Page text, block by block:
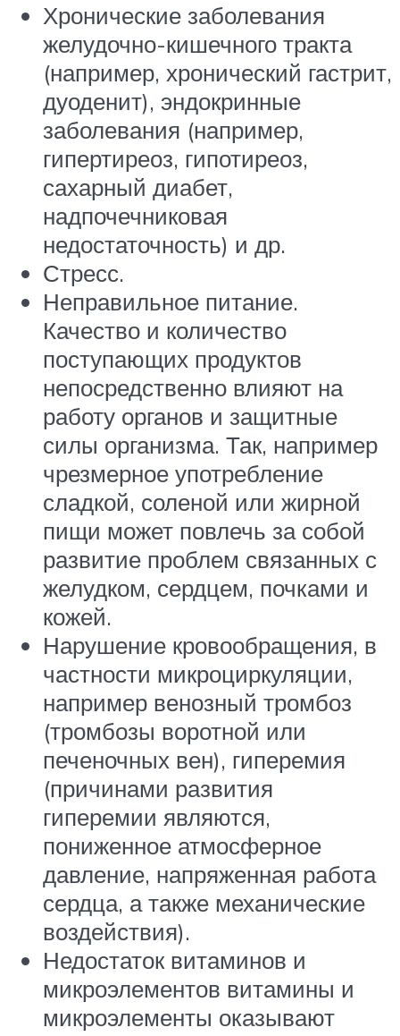
Хронические заболевания
желудочно-кишечного тракта
(например, хронический гастрит,
дуоденит), эндокринные
заболевания (например,
гипертиреоз, гипотиреоз,
сахарный диабет,
надпочечниковая
недостаточность) и др.
Стресс.
Неправильное питание.
Качество и количество
поступающих продуктов
непосредственно влияют на
работу органов и защитные
силы организма. Так, например
чрезмерное употребление
сладкой, соленой или жирной
пищи может повлечь за собой
развитие проблем связанных с
желудком, сердцем, почками и
кожей.
Нарушение кровообращения, в
частности микроциркуляции,
например венозный тромбоз
(тромбозы воротной или
печеночных вен), гиперемия
(причинами развития
гиперемии являются,
пониженное атмосферное
давление, напряженная работа
сердца, а также механические
воздействия).
Недостаток витаминов и
микроэлементов витамины и
микроэлементы оказывают